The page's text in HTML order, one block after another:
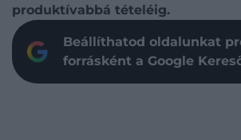
produktívabbá tételéig.
Beállíthatod oldalunkat
forrásként a Google